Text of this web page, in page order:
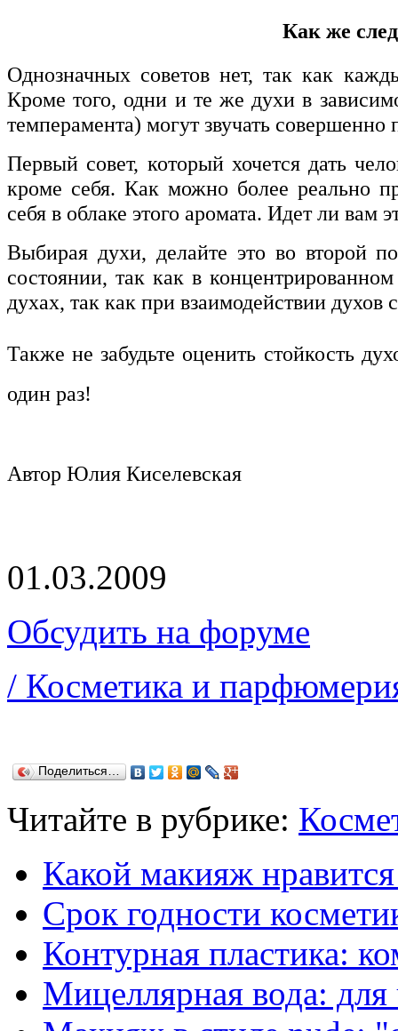
Как же
Однозначных советов нет, так как
Кроме того, одни и те же духи в
темперамента) могут звучать совершенно
Первый совет, который хочется дать
кроме себя. Как можно более реально
себя в облаке этого аромата. Идет ли вам
Выбирая духи, делайте это во второй
состоянии, так как в
духах, так как при взаимодействии
Также не забудьте оценить стойкость
один раз!
Автор Юлия Киcелевская
01.03.2009
Обсудить на форуме
/ Косметика и
Поделиться…
Читайте в рубрике:
Какой макияж
Срок годности
Контурная пластика:
Мицеллярная вода: для